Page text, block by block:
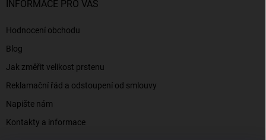
INFORMACE PRO VÁS
Hodnocení obchodu
Blog
Jak změřit velikost prstenu
Reklamační řád a odstoupení od smlouvy
Napište nám
Kontakty a informace